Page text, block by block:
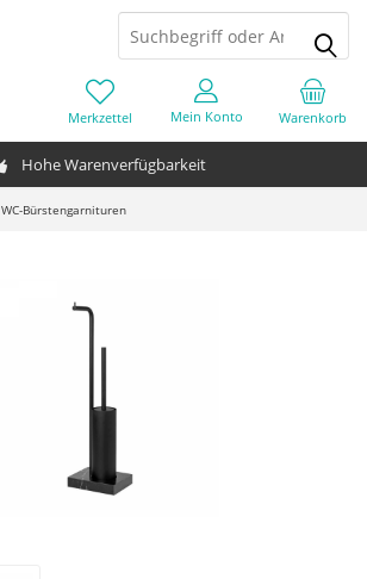
Hohe Warenverfügbarkeit
Warenkorb
Merkzettel Mein Konto
WC-Bürstengarnituren